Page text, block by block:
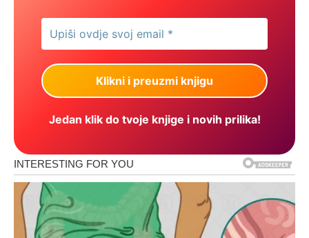
Jedan klik do tvoje knjige i novih prilika!